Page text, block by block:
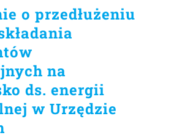
o przedłużeniu
na
ds. energii
w Urzędzie